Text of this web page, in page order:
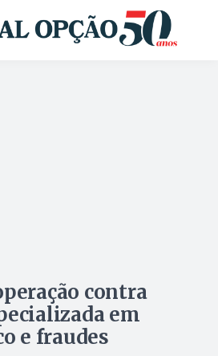
contra
em
e fraudes